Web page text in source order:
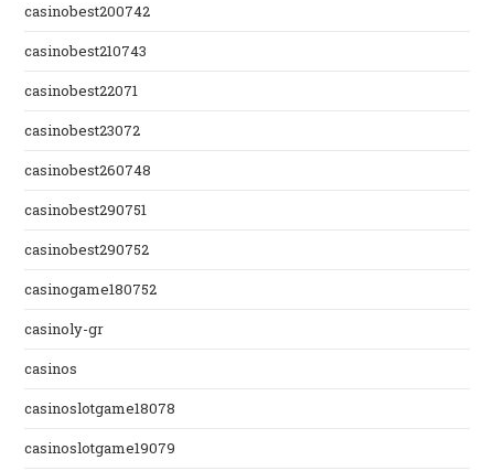
casinobest200742
casinobest210743
casinobest22071
casinobest23072
casinobest260748
casinobest290751
casinobest290752
casinogame180752
casinoly-gr
casinos
casinoslotgame18078
casinoslotgame19079